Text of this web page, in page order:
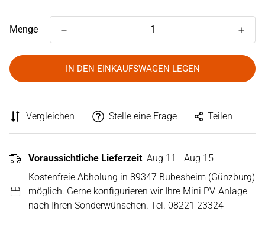
Menge
IN DEN EINKAUFSWAGEN LEGEN
Vergleichen Stelle eine Frage Teilen
Voraussichtliche Lieferzeit Aug 11 - Aug 15
Kostenfreie Abholung in 89347 Bubesheim (Günzburg)
möglich. Gerne konfigurieren wir Ihre Mini PV-Anlage
nach Ihren Sonderwünschen. Tel. 08221 23324